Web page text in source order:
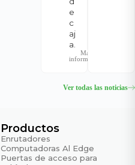
e
c
aj
a.
Más
información
Ver todas las noticias
Productos
Enrutadores
Computadoras Al Edge
Puertas de acceso para